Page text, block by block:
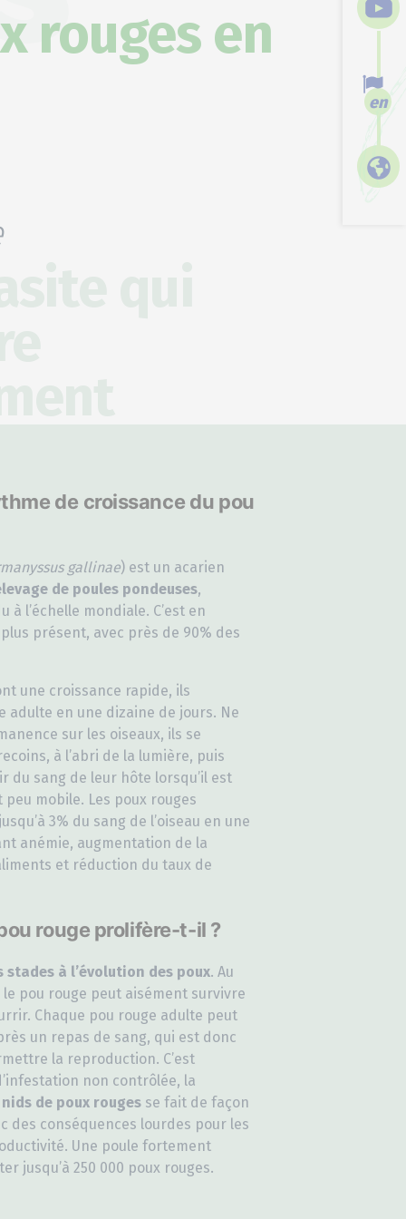
rouges en
de croissance du pou
gallinae) est un acarien
de poules pondeuses,
à l’échelle mondiale. C’est en
plus présent, avec près de 90% des
une croissance rapide, ils
adulte en une dizaine de jours. Ne
sur les oiseaux, ils se
à l’abri de la lumière, puis
du sang de leur hôte lorsqu’il est
peu mobile. Les poux rouges
3% du sang de l’oiseau en une
anémie, augmentation de la
et réduction du taux de
rouge prolifère-t-il ?
à l’évolution des poux. Au
pou rouge peut aisément survivre
Chaque pou rouge adulte peut
un repas de sang, qui est donc
la reproduction. C’est
non contrôlée, la
nids de poux rouges se fait de façon
des conséquences lourdes pour les
Une poule fortement
jusqu’à 250 000 poux rouges.
en